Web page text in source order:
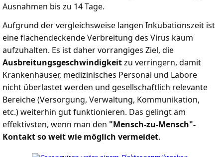
Ausnahmen bis zu 14 Tage.
Aufgrund der vergleichsweise langen Inkubationszeit ist
eine flächendeckende Verbreitung des Virus kaum
aufzuhalten. Es ist daher vorrangiges Ziel, die
Ausbreitungsgeschwindigkeitzu verringern, damit
Krankenhäuser, medizinisches Personal und Labore
nicht überlastet werden und gesellschaftlich relevante
Bereiche (Versorgung, Verwaltung, Kommunikation,
etc.) weiterhin gut funktionieren. Das gelingt am
effektivsten, wenn man den "Mensch-zu-Mensch"-
Kontakt so weit wie möglich vermeidet.